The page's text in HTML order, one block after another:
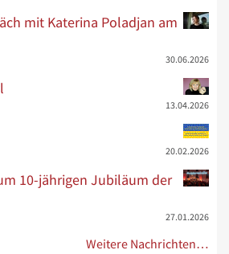
mit Katerina Poladjan am
30.06.2026
13.04.2026
20.02.2026
10-jährigen Jubiläum der
27.01.2026
Weitere Nachrichten…